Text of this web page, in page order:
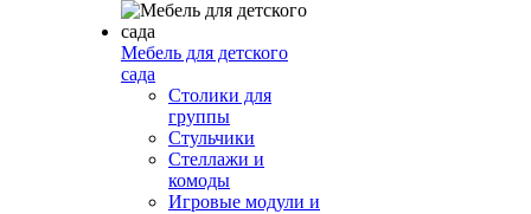
Мебель для детского
сада
Столики для
группы
Стульчики
Стеллажи и
комоды
Игровые модули и